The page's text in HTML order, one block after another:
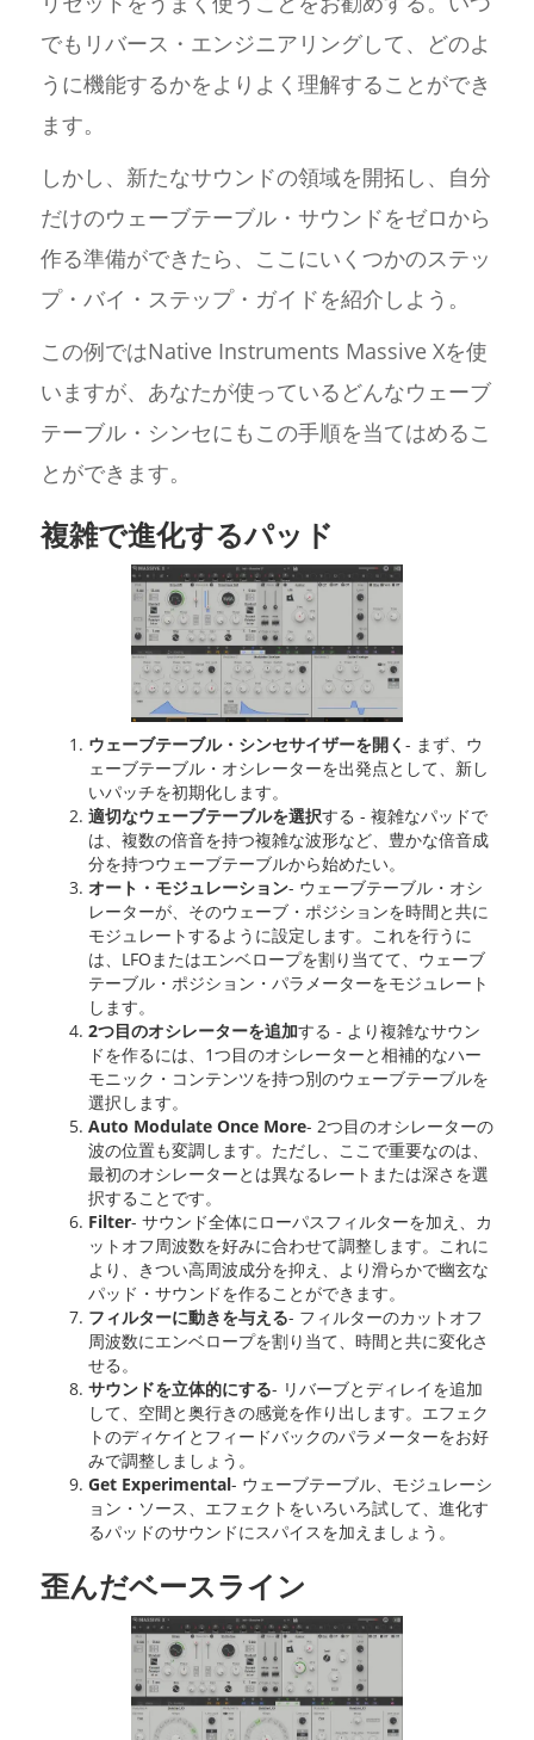
でもリバース・エンジニアリングして、どのよ
うに機能するかをよりよく理解することができ
ます。
しかし、新たなサウンドの領域を開拓し、自分
だけのウェーブテーブル・サウンドをゼロから
作る準備ができたら、ここにいくつかのステッ
プ・バイ・ステップ・ガイドを紹介しよう。
この例ではNative Instruments Massive Xを使
いますが、あなたが使っているどんなウェーブ
テーブル・シンセにもこの手順を当てはめるこ
とができます。
複雑で進化するパッド
ウェーブテーブル・シンセサイザーを開く - まず、ウ
ェーブテーブル・オシレーターを出発点として、新し
いパッチを初期化します。
適切なウェーブテーブルを選択する - 複雑なパッドで
は、複数の倍音を持つ複雑な波形など、豊かな倍音成
分を持つウェーブテーブルから始めたい。
オート・モジュレーション- ウェーブテーブル・オシ
レーターが、そのウェーブ・ポジションを時間と共に
モジュレートするように設定します。これを行うに
は、LFOまたはエンベロープを割り当てて、ウェーブ
テーブル・ポジション・パラメーターをモジュレート
します。
2つ目のオシレーターを追加する - より複雑なサウン
ドを作るには、1つ目のオシレーターと相補的なハー
モニック・コンテンツを持つ別のウェーブテーブルを
選択します。
Auto Modulate Once More- 2つ目のオシレーターの
波の位置も変調します。ただし、ここで重要なのは、
最初のオシレーターとは異なるレートまたは深さを選
択することです。
Filter- サウンド全体にローパスフィルターを加え、カ
ットオフ周波数を好みに合わせて調整します。これに
より、きつい高周波成分を抑え、より滑らかで幽玄な
パッド・サウンドを作ることができます。
フィルターに動きを与える- フィルターのカットオフ
周波数にエンベロープを割り当て、時間と共に変化さ
せる。
サウンドを立体的にする- リバーブとディレイを追加
して、空間と奥行きの感覚を作り出します。エフェク
トのディケイとフィードバックのパラメーターをお好
みで調整しましょう。
Get Experimental- ウェーブテーブル、モジュレーシ
ョン・ソース、エフェクトをいろいろ試して、進化す
るパッドのサウンドにスパイスを加えましょう。
歪んだベースライン